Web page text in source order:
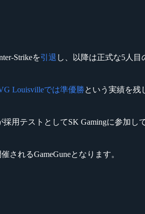
Strikeを引退 し、以降は正式な5人
Louisvilleでは準優勝という実績を残
採用テストとしてSK Gamingに参加し
されるGameGuneとなります。